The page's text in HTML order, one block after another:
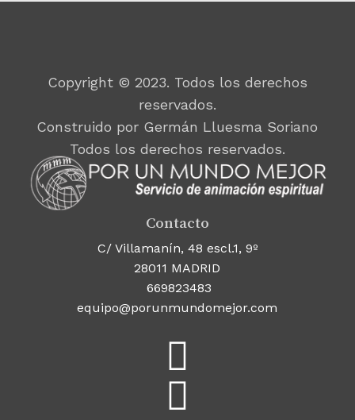
Copyright © 2023. Todos los derechos
reservados.
Construido por Germán Lluesma Soriano
Todos los derechos reservados.
Contacto
C/ Villamanín, 48 escl.1, 9º
28011 MADRID
669823483
equipo@porunmundomejor.com